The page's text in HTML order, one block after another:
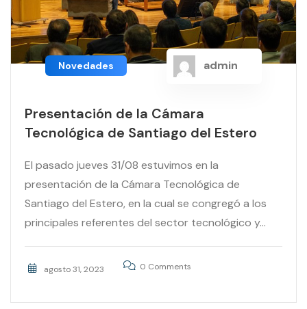
Novedades admin
Presentación de la Cámara
Tecnológica de Santiago del Estero
El pasado jueves 31/08 estuvimos en la
presentación de la Cámara Tecnológica de
Santiago del Estero, en la cual se congregó a los
principales referentes del sector tecnológico y...
agosto 31, 2023 0 Comments